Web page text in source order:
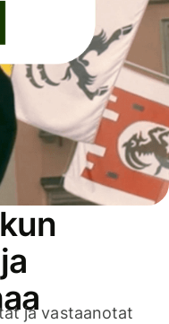
ja vastaanotat